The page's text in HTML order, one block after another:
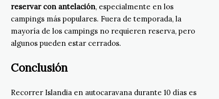
reservar con antelación, especialmente en los
campings más populares. Fuera de temporada, la
mayoría de los campings no requieren reserva, pero
algunos pueden estar cerrados.
Conclusión
Recorrer Islandia en autocaravana durante 10 días es